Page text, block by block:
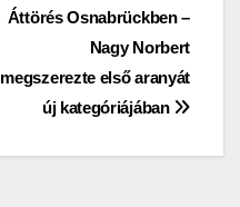
Áttörés Osnabrückben –
Nagy Norbert
megszerezte első aranyát
új kategóriájában